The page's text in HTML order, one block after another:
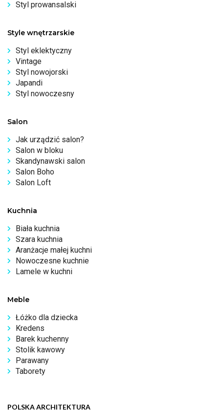
Styl prowansalski
Style wnętrzarskie
Styl eklektyczny
Vintage
Styl nowojorski
Japandi
Styl nowoczesny
Salon
Jak urządzić salon?
Salon w bloku
Skandynawski salon
Salon Boho
Salon Loft
Kuchnia
Biała kuchnia
Szara kuchnia
Aranżacje małej kuchni
Nowoczesne kuchnie
Lamele w kuchni
Meble
Łóżko dla dziecka
Kredens
Barek kuchenny
Stolik kawowy
Parawany
Taborety
POLSKA ARCHITEKTURA